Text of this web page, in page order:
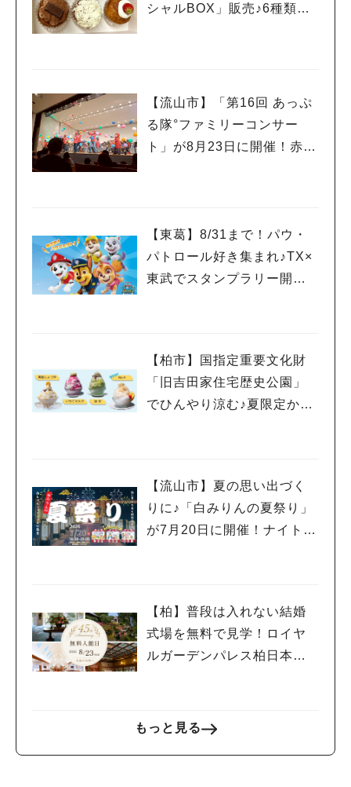
シャルBOX」販売♪6種類の
【流山市】「第16回 あっぷ
る隊°ファミリーコンサー
ト」が8月23日に開催！赤ち
【東葛】8/31まで！パウ・
パトロール好き集まれ♪TX×
東武でスタンプラリー開
【柏市】国指定重要文化財
「旧吉田家住宅歴史公園」
でひんやり涼む♪夏限定かき
【流山市】夏の思い出づく
りに♪「白みりんの夏祭り」
が7月20日に開催！ナイトミ
【柏】普段は入れない結婚
式場を無料で見学！ロイヤ
ルガーデンパレス柏日本閣
もっと見る